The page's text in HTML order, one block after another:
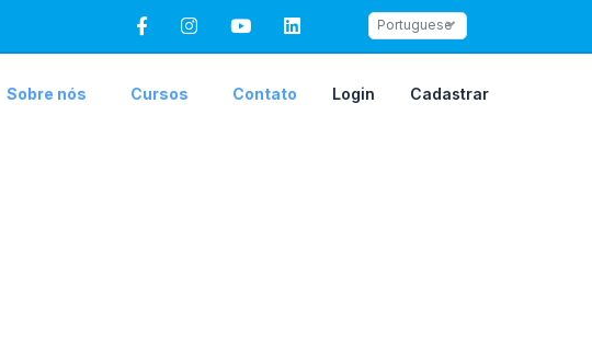
Portuguese
Sobre nós Cursos Contato Login Cadastrar